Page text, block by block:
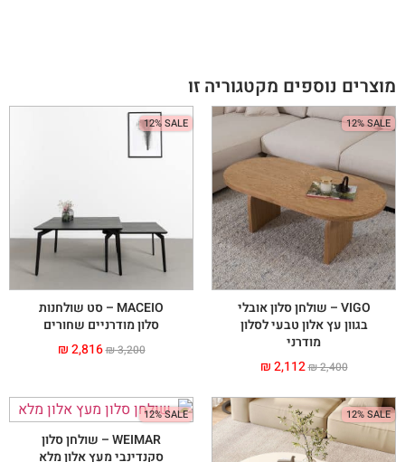
מוצרים נוספים מקטגוריה זו
12% SALE
VIGO – שולחן סלון אובלי
בגוון עץ אלון טבעי לסלון
מודרני
₪2,400
₪2,112
12% SALE
MACEIO – סט שולחנות
סלון מודרניים שחורים
₪3,200
₪2,816
12% SALE
12% SALE
WEIMAR – שולחן סלון
סקנדינבי מעץ אלון מלא